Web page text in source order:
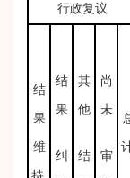
行政复议
结
果
维
结
果
纠
其
他
结
尚
未
审